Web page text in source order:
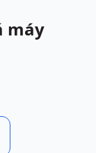
máy